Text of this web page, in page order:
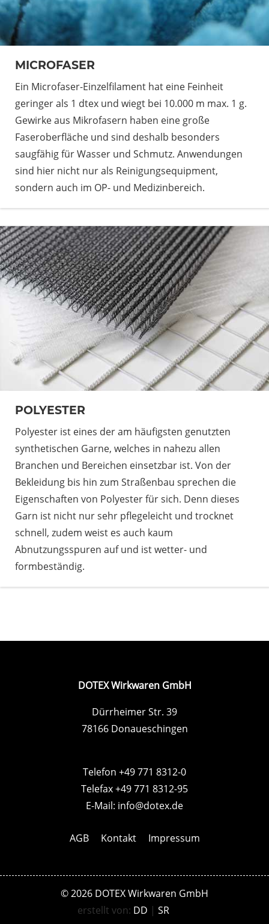
MICROFASER
Ein Microfaser-Einzelfilament hat eine Feinheit
geringer als 1 dtex und wiegt bei 10.000 m max. 1 g.
Gewirke aus Mikrofasern haben eine große
Faseroberfläche und sind deshalb besonders
saugfähig für Wasser und Schmutz. Anwendungen
sind hier nicht nur als Reinigungsequipment,
sondern auch im OP- und Medizinbereich.
POLYESTER
Polyester ist eines der am häufigsten genutzten
synthetischen Garne, welches in nahezu allen
Branchen und Bereichen einsetzbar ist. Von der
Bekleidung bis hin zum Straßenbau sprechen die
Eigenschaften von Polyester für sich. Denn dieses
Garn ist nicht nur sehr pflegeleicht und trocknet
schnell, zudem weist es auch kaum
Abnutzungsspuren auf und ist wetter- und
formbeständig.
DOTEX Wirkwaren GmbH
Dürrheimer Str. 39
78166 Donaueschingen
Telefon +49 771 8312-0
Telefax +49 771 8312-95
E-Mail: info@dotex.de
AGB Kontakt Impressum
© 2026 DOTEX Wirkwaren GmbH
erstellt von: DD | SR